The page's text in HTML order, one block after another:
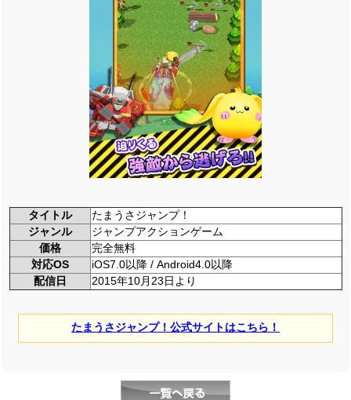
タイトル
たまうさジャンプ！
ジャンル
ジャンプアクションゲーム
価格
完全無料
対応OS
iOS7.0以降 / Android4.0以降
配信日
2015年10月23日より
たまうさジャンプ！公式サイトはこちら！